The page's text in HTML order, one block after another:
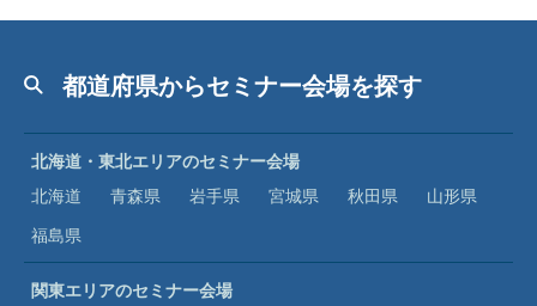
都道府県からセミナー会場を探す
北海道・東北エリアのセミナー会場
北海道
青森県 岩手県 宮城県 秋田県
山形県
福島県
関東エリアのセミナー会場